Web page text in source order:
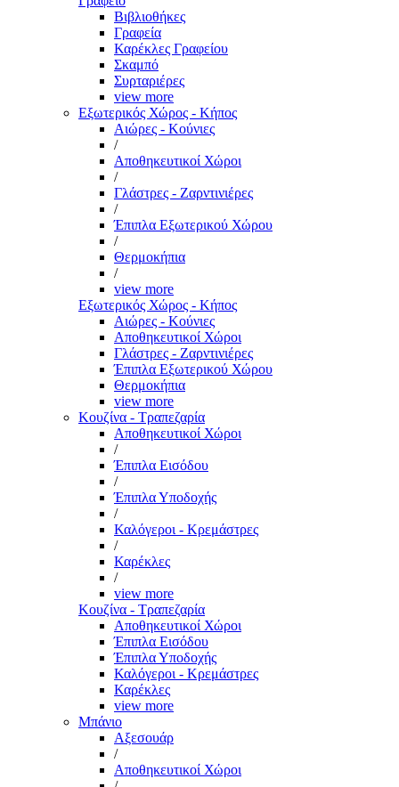
Βιβλιοθήκες
Γραφεία
Καρέκλες Γραφείου
Σκαμπό
Συρταριέρες
view more
Εξωτερικός Χώρος - Κήπος
Αιώρες - Κούνιες
/
Αποθηκευτικοί Χώροι
/
Γλάστρες - Ζαρντινιέρες
/
Έπιπλα Εξωτερικού Χώρου
/
Θερμοκήπια
/
view more
Εξωτερικός Χώρος - Κήπος
Αιώρες - Κούνιες
Αποθηκευτικοί Χώροι
Γλάστρες - Ζαρντινιέρες
Έπιπλα Εξωτερικού Χώρου
Θερμοκήπια
view more
Κουζίνα - Τραπεζαρία
Αποθηκευτικοί Χώροι
/
Έπιπλα Εισόδου
/
Έπιπλα Υποδοχής
/
Καλόγεροι - Κρεμάστρες
/
Καρέκλες
/
view more
Κουζίνα - Τραπεζαρία
Αποθηκευτικοί Χώροι
Έπιπλα Εισόδου
Έπιπλα Υποδοχής
Καλόγεροι - Κρεμάστρες
Καρέκλες
view more
Μπάνιο
Αξεσουάρ
/
Αποθηκευτικοί Χώροι